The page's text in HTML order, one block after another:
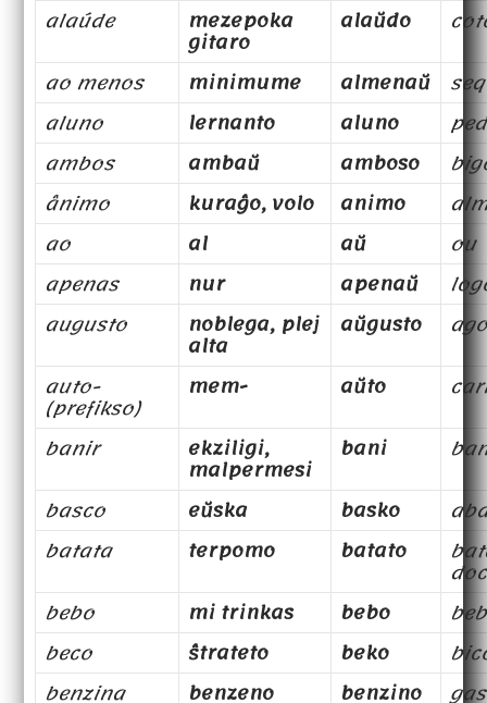
alaúde
mezepoka
gitaro
alaŭdo
ao menos
minimume almenaŭ
aluno
lernanto aluno
ambos
ambaŭ amboso
ânimo
kuraĝo, volo animo
ao
al aŭ
ou
apenas
nur apenaŭ
augusto
noblega, plej
alta
aŭgusto
auto-
(prefikso)
mem- aŭto
banir
ekziligi,
malpermesi
bani
basco
eŭska basko
batata
terpomo batato
bebo
mi trinkas bebo
beco
ŝtrateto beko
benzina
benzeno benzino